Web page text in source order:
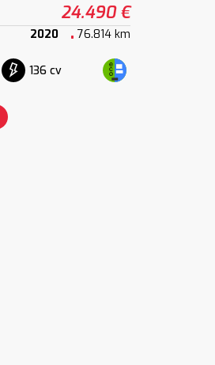
24.490 €
2020 76.814 km
136 cv